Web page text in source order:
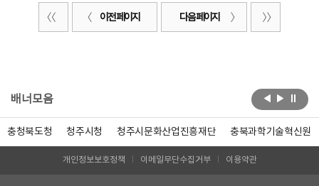
이전 페이지 다음 페이지
배너모음
충청북도청 청주시청 청주시문화산업진흥재단 충북과학기술혁신원
개인정보보호정책 이메일무단수집거부 이용약관